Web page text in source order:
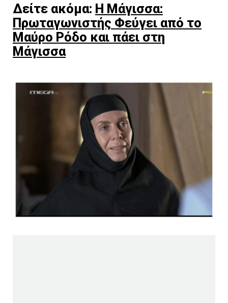
Δείτε ακόμα: Η Μάγισσα:
Πρωταγωνιστής Φεύγει από το
Μαύρο Ρόδο και πάει στη
Μάγισσα